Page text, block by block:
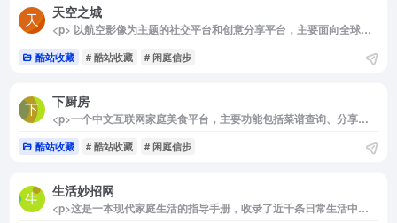
天空之城
<p> 以航空影像为主题的社交平台和创意分享平台，主要面向全球的无人机和航空摄影爱好者。用户可以在该平台上展示、分享和交流他们的航空摄影作品。 </p>
酷站收藏 # 酷站收藏 # 闲庭信步
下厨房
<p>一个中文互联网家庭美食平台，主要功能包括菜谱查询、分享、购买食材和厨房用品，以及社区交流。该网站倡导在家烹饪、健康的生活方式，提供有版权的实用菜谱做法与饮食知识，为厨师和美食爱好者打造一个记录、分享的平台。</p><img decoding="async" data-src="//www.40000.net/wp-content/uploads/2024/12/20241215075843-675e8c3330c80.png" src="https://www.40000.net/wp-content/themes/onenav/images/t.png" alt="下厨房">
酷站收藏 # 酷站收藏 # 闲庭信步
生活妙招网
<p>这是一本现代家庭生活的指导手册，收录了近千条日常生活中的高招、绝招、巧招、妙招，招招方便实用。 切实有效。 内容涉及厨艺美食、家庭清洁、养生健身、 家庭 医护、家用电器、家居装饰、家庭理财等生活的方方面面，把丰富宝贵的生活经验奉献给广大读者。</p>